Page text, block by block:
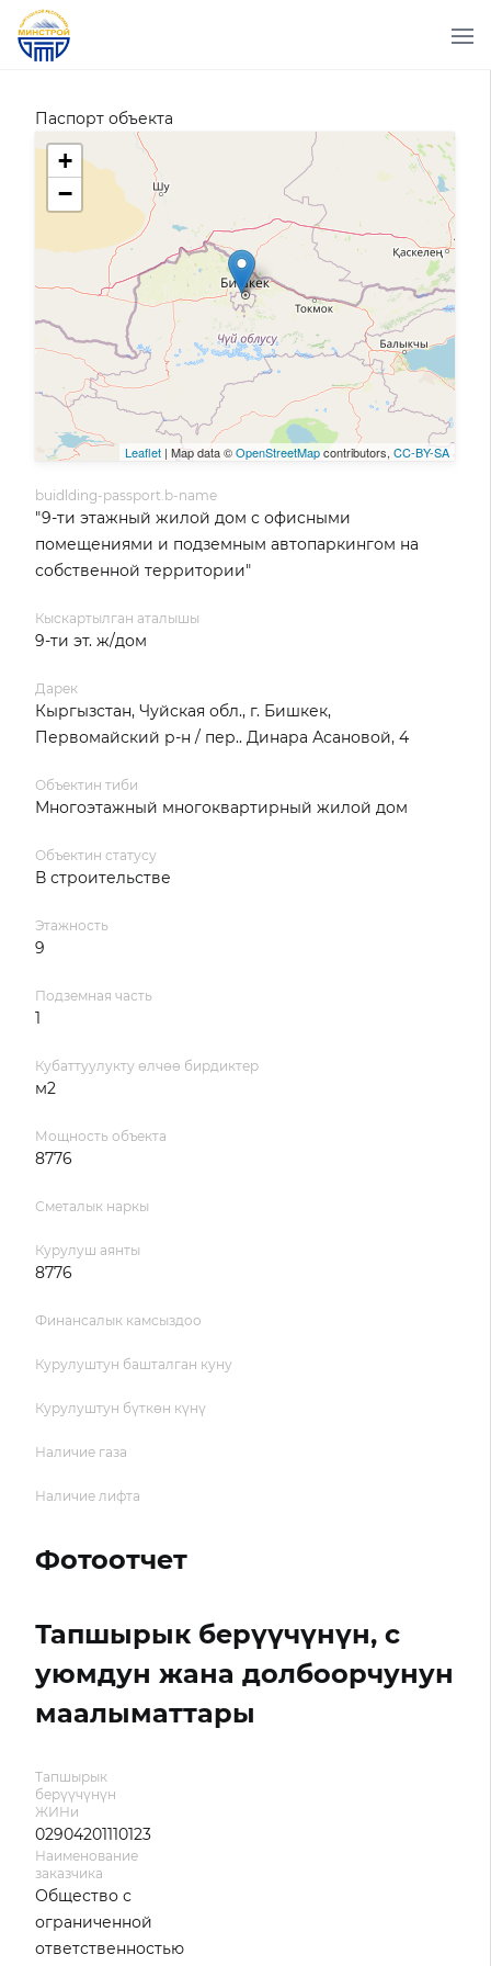
Паспорт объекта
+
−
Leaflet | Map data ©OpenStreetMapcontributors, CC-BY-SA
buidlding-passport.b-name
"9-ти этажный жилой дом с офисными
помещениями и подземным автопаркингом на
собственной территории"
Кыскартылган аталышы
9-ти эт. ж/дом
Дарек
Кыргызстан, Чуйская обл., г. Бишкек,
Первомайский р-н / пер.. Динара Асановой, 4
Объектин тиби
Многоэтажный многоквартирный жилой дом
Объектин статусу
В строительстве
Этажность
9
Подземная часть
1
Кубаттуулукту өлчөө бирдиктер
м2
Мощность объекта
8776
Сметалык наркы
Курулуш аянты
8776
Финансалык камсыздоо
Курулуштун башталган куну
Курулуштун бүткөн күнү
Наличие газа
Наличие лифта
Фотоотчет
Тапшырык берүүчүнүн, с
уюмдун жана долбоорчунун
маалыматтары
Тапшырык
берүүчүнүн
ЖИНи
02904201110123
Наименование
заказчика
Общество с
ограниченной
ответственностью